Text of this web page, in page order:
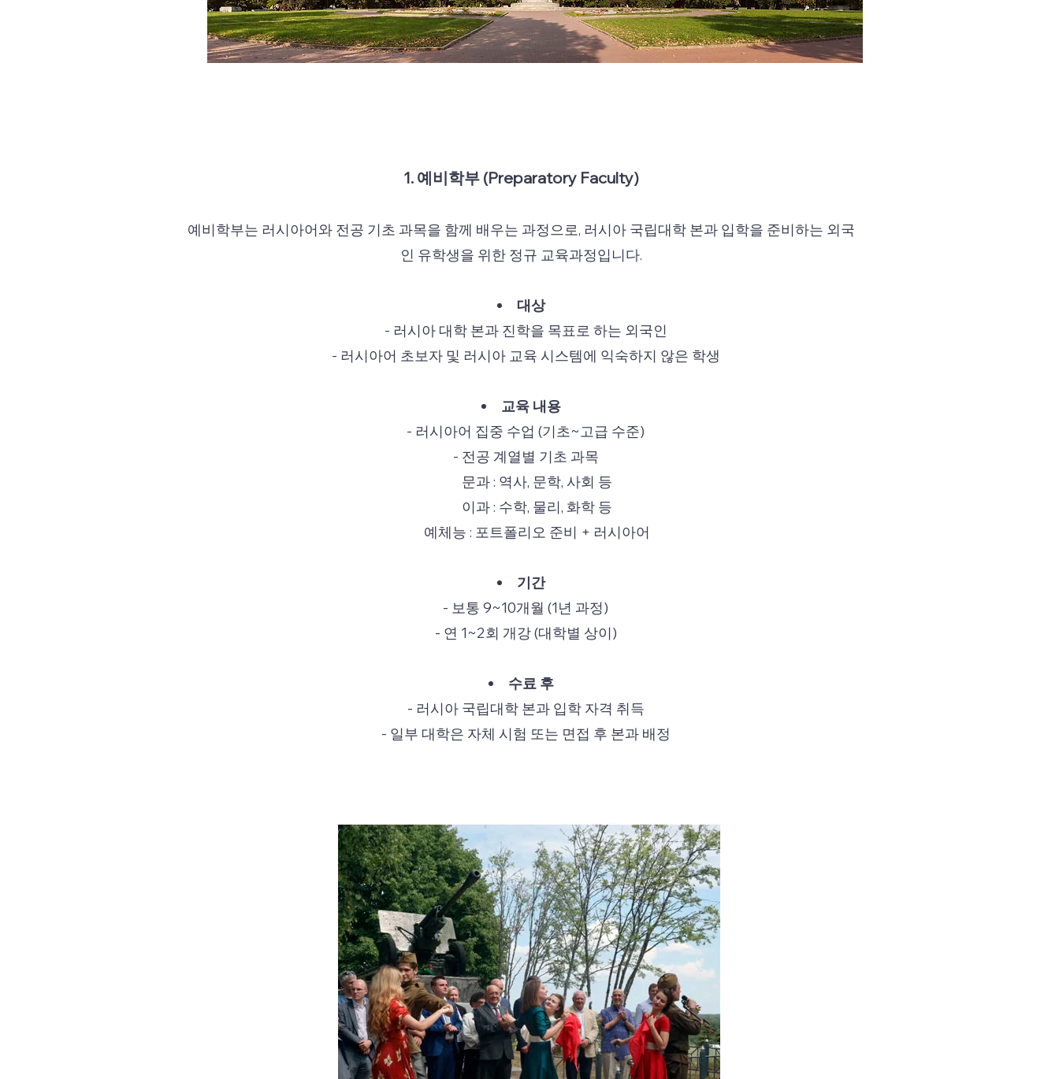
1. 예비학부 (Preparatory Faculty)
예비학부는 러시아어와 전공 기초 과목을 함께 배우는 과정으로, 러시아 국립대학 본과 입학을 준비하는 외국
인 유학생을 위한 정규 교육과정입니다.
대상
- 러시아 대학 본과 진학을 목표로 하는 외국인
- 러시아어 초보자 및 러시아 교육 시스템에 익숙하지 않은 학생
교육 내용
- 러시아어 집중 수업 (기초~고급 수준)
- 전공 계열별 기초 과목
문과 : 역사, 문학, 사회 등
이과 : 수학, 물리, 화학 등
예체능 : 포트폴리오 준비 + 러시아어
기간
- 보통 9~10개월 (1년 과정)
- 연 1~2회 개강 (대학별 상이)
수료 후
- 러시아 국립대학 본과 입학 자격 취득
- 일부 대학은 자체 시험 또는 면접 후 본과 배정